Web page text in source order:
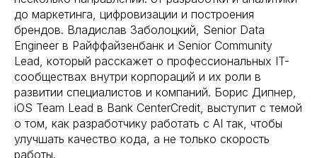
до маркетинга, цифровизации и построения
брендов. Владислав Заболоцкий, Senior Data
Engineer в Райффайзенбанк и Senior Community
Lead, который расскажет о профессиональных IT-
сообществах внутри корпораций и их роли в
развитии специалистов и компаний. Борис Дипнер,
iOS Team Lead в Bank CenterCredit, выступит с темой
о том, как разработчику работать с AI так, чтобы
улучшать качество кода, а не только скорость
работы.